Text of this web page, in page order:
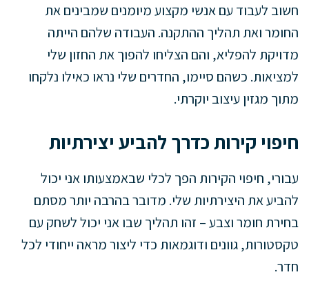
חשוב לעבוד עם אנשי מקצוע מיומנים שמבינים את
החומר ואת תהליך ההתקנה. העבודה שלהם הייתה
מדויקת להפליא, והם הצליחו להפוך את החזון שלי
למציאות. כשהם סיימו, החדרים שלי נראו כאילו נלקחו
מתוך מגזין עיצוב יוקרתי.
חיפוי קירות כדרך להביע יצירתיות
עבורי, חיפוי הקירות הפך לכלי שבאמצעותו אני יכול
להביע את היצירתיות שלי. מדובר בהרבה יותר מסתם
בחירת חומר וצבע – זהו תהליך שבו אני יכול לשחק עם
טקסטורות, גוונים ודוגמאות כדי ליצור מראה ייחודי לכל
חדר.